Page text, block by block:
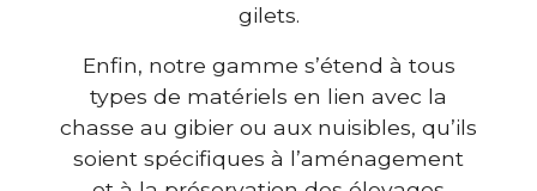
gilets.
Enfin, notre gamme s’étend à tous
types de matériels en lien avec la
chasse au gibier ou aux nuisibles, qu’ils
soient spécifiques à l’aménagement